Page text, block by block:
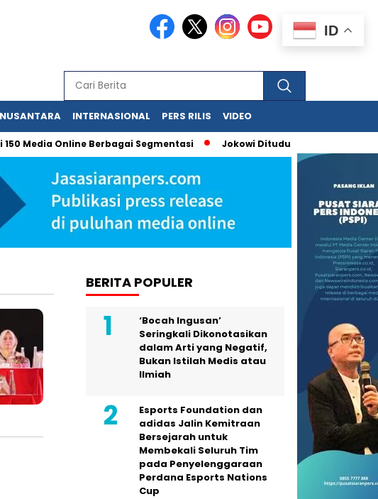
NUSANTARA INTERNASIONAL PERS RILIS VIDEO
Online Berbagai Segmentasi Jokowi Dituduh Palsukan Ijazah,
BERITA POPULER
‘Bocah Ingusan’
Seringkali Dikonotasikan
dalam Arti yang Negatif,
Bukan Istilah Medis atau
Ilmiah
Esports Foundation dan
adidas Jalin Kemitraan
Bersejarah untuk
Membekali Seluruh Tim
pada Penyelenggaraan
Perdana Esports Nations
Cup
ID